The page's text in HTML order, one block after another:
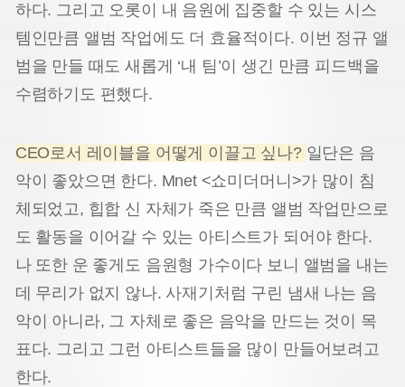
하다. 그리고 오롯이 내 음원에 집중할 수 있는 시스
템인만큼 앨범 작업에도 더 효율적이다. 이번 정규 앨
범을 만들 때도 새롭게 ‘내 팀’이 생긴 만큼 피드백을
수렴하기도 편했다.
CEO로서 레이블을 어떻게 이끌고 싶나? 일단은 음
악이 좋았으면 한다. Mnet <쇼미더머니>가 많이 침
체되었고, 힙합 신 자체가 죽은 만큼 앨범 작업만으로
도 활동을 이어갈 수 있는 아티스트가 되어야 한다.
나 또한 운 좋게도 음원형 가수이다 보니 앨범을 내는
데 무리가 없지 않나. 사재기처럼 구린 냄새 나는 음
악이 아니라, 그 자체로 좋은 음악을 만드는 것이 목
표다. 그리고 그런 아티스트들을 많이 만들어보려고
한다.